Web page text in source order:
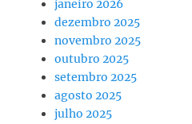
janeiro 2026
dezembro 2025
novembro 2025
outubro 2025
setembro 2025
agosto 2025
julho 2025